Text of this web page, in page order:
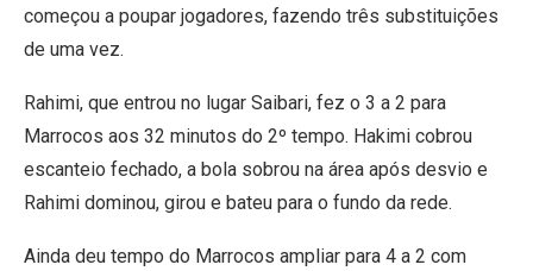
começou a poupar jogadores, fazendo três substituições
de uma vez.
Rahimi, que entrou no lugar Saibari, fez o 3 a 2 para
Marrocos aos 32 minutos do 2º tempo. Hakimi cobrou
escanteio fechado, a bola sobrou na área após desvio e
Rahimi dominou, girou e bateu para o fundo da rede.
Ainda deu tempo do Marrocos ampliar para 4 a 2 com